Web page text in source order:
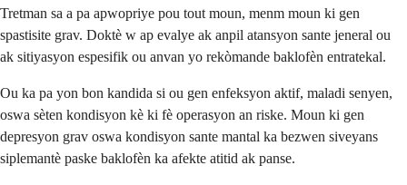
Tretman sa a pa apwopriye pou tout moun, menm moun ki gen
spastisite grav. Doktè w ap evalye ak anpil atansyon sante jeneral ou
ak sitiyasyon espesifik ou anvan yo rekòmande baklofèn entratekal.
Ou ka pa yon bon kandida si ou gen enfeksyon aktif, maladi senyen,
oswa sèten kondisyon kè ki fè operasyon an riske. Moun ki gen
depresyon grav oswa kondisyon sante mantal ka bezwen siveyans
siplemantè paske baklofèn ka afekte atitid ak panse.